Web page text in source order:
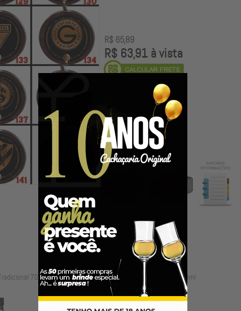
R$ 65,89
R$ 63,91 à vista
3% de desconto à vista.
Economize: R$ 1,98
Salinas Umburana 700ml Cachaça Salinas Umburana 600ml